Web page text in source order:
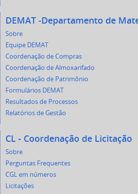
DEMAT -Departamento de
Sobre
Equipe DEMAT
Coordenação de Compras
Coordenação de Almoxarifado
Coordenação de Patrimônio
Formulários DEMAT
Resultados de Processos
Relatórios de Gestão
CL - Coordenação de Licitação
Sobre
Perguntas Frequentes
CGL em números
Licitações